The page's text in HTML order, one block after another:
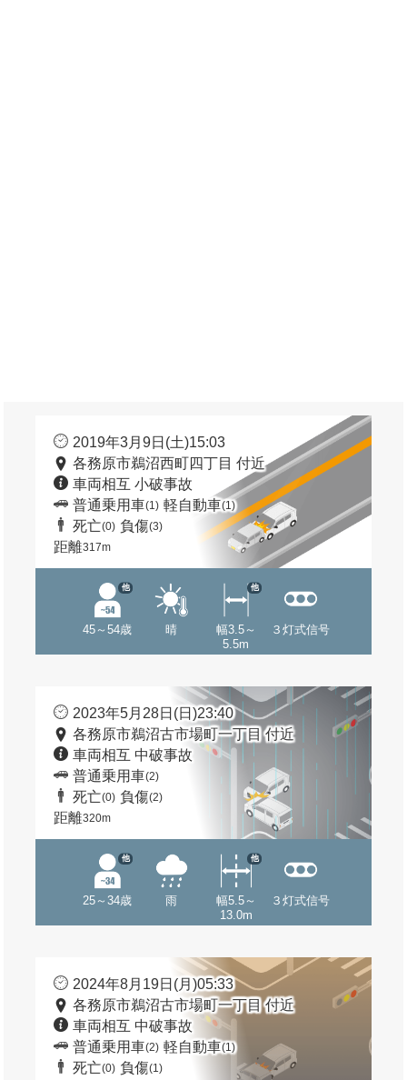
2019年3月9日(土)15:03
各務原市鵜沼西町四丁目 付近
車両相互 小破事故
普通乗用車(1) 軽自動車(1)
死亡(0) 負傷(3)
距離317m
45～54歳
他
晴
幅3.5～
5.5m
他
３灯式信号
2023年5月28日(日)23:40
各務原市鵜沼古市場町一丁目 付近
車両相互 中破事故
普通乗用車(2)
死亡(0) 負傷(2)
距離320m
25～34歳
他
雨
幅5.5～
13.0m
他
３灯式信号
2024年8月19日(月)05:33
各務原市鵜沼古市場町一丁目 付近
車両相互 中破事故
普通乗用車(2) 軽自動車(1)
死亡(0) 負傷(1)